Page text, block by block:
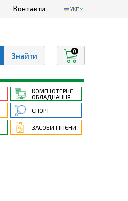
Контакти УКР
0
КОМП’ЮТЕРНЕ
ОБЛАДНАННЯ
СПОРТ
ЗАСОБИ ГІГІЄНИ